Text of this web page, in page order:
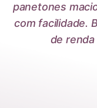
panetones
com facilidade.
de